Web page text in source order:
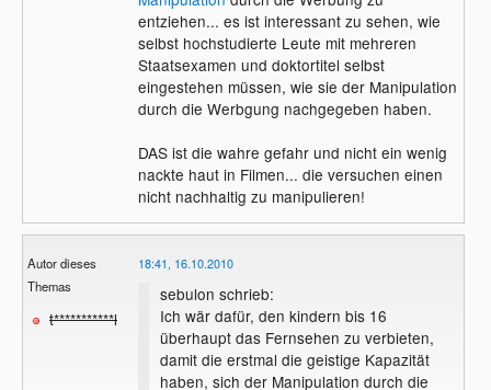
entziehen... es ist interessant zu sehen, wie
selbst hochstudierte Leute mit mehreren
Staatsexamen und doktortitel selbst
eingestehen müssen, wie sie der Manipulation
durch die Werbgung nachgegeben haben.
DAS ist die wahre gefahr und nicht ein wenig
nackte haut in Filmen... die versuchen einen
nicht nachhaltig zu manipulieren!
Autor dieses
Themas
t***********l
18:41, 16.10.2010
sebulon schrieb:
Ich wär dafür, den kindern bis 16
überhaupt das Fernsehen zu verbieten,
damit die erstmal die geistige Kapazität
haben, sich der Manipulation durch die